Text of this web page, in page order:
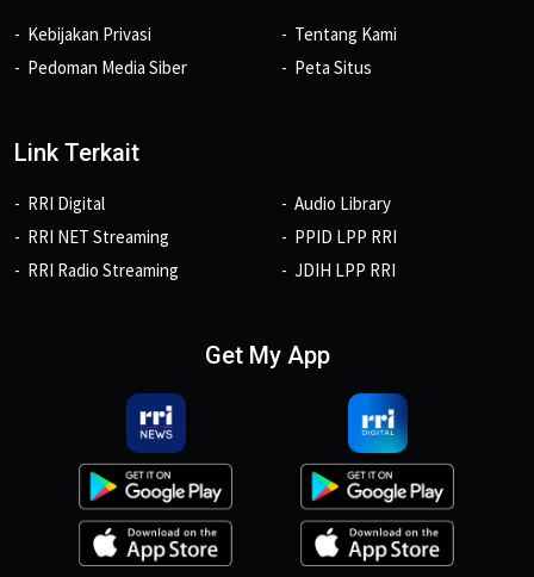
Kebijakan Privasi
Pedoman Media Siber
Tentang Kami
Peta Situs
Link Terkait
RRI Digital
RRI NET Streaming
RRI Radio Streaming
Audio Library
PPID LPP RRI
JDIH LPP RRI
Get My App